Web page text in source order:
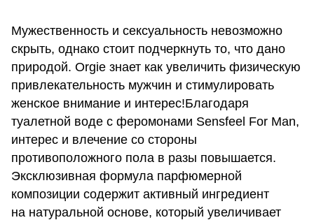
Мужественность и сексуальность невозможно
скрыть, однако стоит подчеркнуть то, что дано
природой. Orgie знает как увеличить физическую
привлекательность мужчин и стимулировать
женское внимание и интерес!Благодаря
туалетной воде с феромонами Sensfeel For Man,
интерес и влечение со стороны
противоположного пола в разы повышается.
Эксклюзивная формула парфюмерной
композиции содержит активный ингредиент
на натуральной основе, который увеличивает